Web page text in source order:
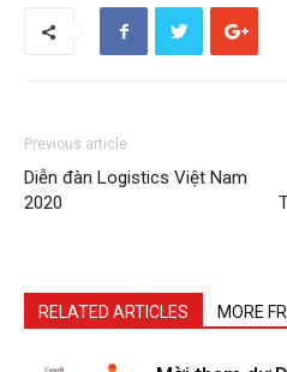
Previous article
Diễn đàn Logistics Việt Nam
2020
RELATED ARTICLES MORE